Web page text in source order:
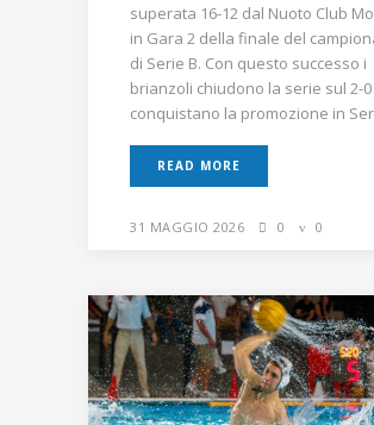
superata 16-12 dal Nuoto Club
in Gara 2 della finale del
di Serie B. Con questo successo i
brianzoli chiudono la serie sul 2-0
conquistano la promozione in
READ MORE
31 MAGGIO 2026 0 0